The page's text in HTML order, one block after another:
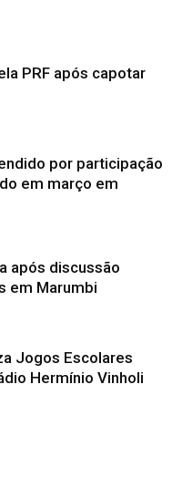
PRF após capotar
por participação
em março em
após discussão
em Marumbi
Jogos Escolares
Hermínio Vinholi